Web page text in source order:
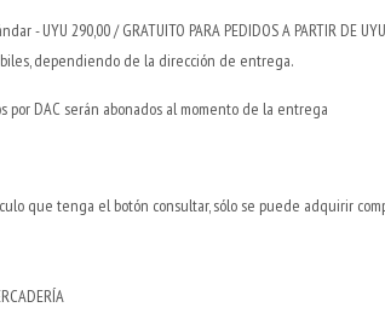
- UYU 290,00 / GRATUITO PARA PEDIDOS A PARTIR DE
dependiendo de la dirección de entrega.
por DAC serán abonados al momento de la entrega
que tenga el botón consultar, sólo se puede adquirir